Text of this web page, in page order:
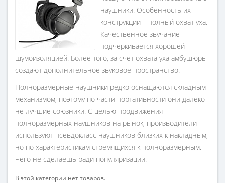
наушники. Особенность их
конструкции – полный охват уха.
Качественное звучание
подчеркивается хорошей
шумоизоляцией. Более того, за счет охвата уха амбушюры
создают дополнительное звуковое пространство.
Полноразмерные наушники редко оснащаются складным
механизмом, поэтому по части портативности они далеко
не лучшие союзники. С целью продвижения
полноразмерных наушников на рынок, производители
используют псевдокласс наушников близких к накладным,
но по характеристикам стремящихся к полноразмерным.
Чего не сделаешь ради популяризации.
В этой категории нет товаров.